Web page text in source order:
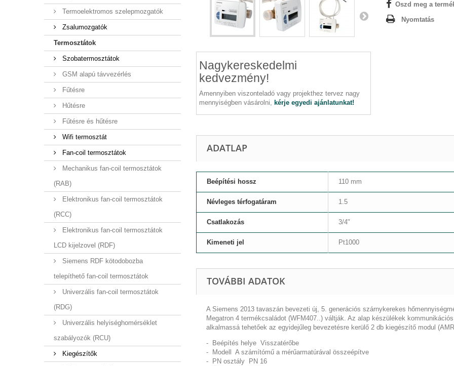
Termoelektromos szelepmozgatók
Zsalumozgatók
Termosztátok
Szobatermosztátok
GSM alapú távvezérlés
Fűtésre
Hűtésre
Fűtésre és hűtésre
Wifi termosztát
Fan-coil termosztátok
Mechanikus fan-coil termosztátok
(RAB)
Elektronikus fan-coil termosztátok
(RCC)
Elektronikus fan-coil termosztátok
LCD kijelzovel (RDF)
Siemens RDF kötodobozba
telepíthető fan-coil termosztátok
Univerzális fan-coil termosztátok
(RDG)
Univerzális helyiséghomérséklet
szabályozók (RCU)
Kiegészítők
Nagykereskedelmi
kedvezmény!
Amennyiben viszonteladó vagy projekthez tervez nagy
mennyiségben vásárolni, kérje egyedi ajánlatunkat!
Oszd meg a
Nyomtatás
ADATLAP
Beépítési hossz 110 mm
Névleges térfogatáram 1.5
Csatlakozás 3/4"
Kimeneti jel Pt1000
TOVÁBBI ADATOK
A Siemens 2013 tavaszán bevezeti új, 5. generációs szárnykerekes
Megatron 4 termékcsaládot (WFM407..) váltják. Az alap készülékek
alkalmassá tehetőek az egyidejűleg bevezetésre kerülő 2 db kiegészítő modul
- Beépítés helye Visszatérőbe
- Modell A számítómű a mérűarmatúrával összeépítve
- PN osztály PN 16